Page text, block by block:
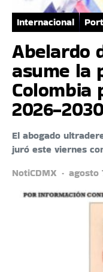
Internacional
Abelardo
asume la
Colombia
2026-2030
El abogado
juró este viernes
NotiCDMX
agosto